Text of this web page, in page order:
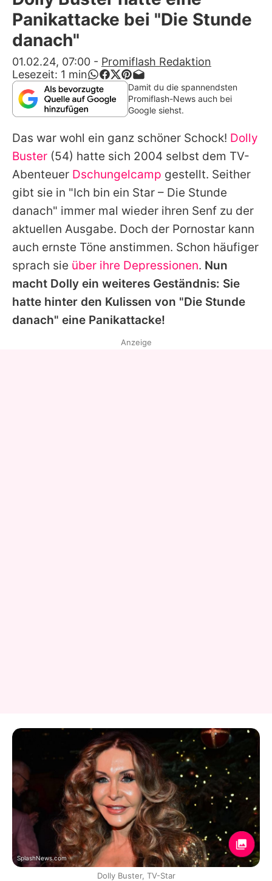
Alle Themen auf Promiflash
App runterladen
Team
Redaktionelle Richtlinien
Impressum
Datenschutzerklärung
Nutzungsbedingungen
Utiq verwalten
Panikattacke bei "Die Stunde
danach"
01.02.24, 07:00 - Promiflash Redaktion
Lesezeit: 1 min
Damit du die spannendsten
Promiflash-News auch bei
Google siehst.
Das war wohl ein ganz schöner Schock! Dolly
Buster (54) hatte sich 2004 selbst dem TV-
Abenteuer Dschungelcamp gestellt. Seither
gibt sie in "Ich bin ein Star – Die Stunde
danach" immer mal wieder ihren Senf zu der
aktuellen Ausgabe. Doch der Pornostar kann
auch ernste Töne anstimmen. Schon häufiger
sprach sie über ihre Depressionen. Nun
macht Dolly ein weiteres Geständnis: Sie
hatte hinter den Kulissen von "Die Stunde
danach" eine Panikattacke!
Anzeige
SplashNews.com
Dolly Buster, TV-Star